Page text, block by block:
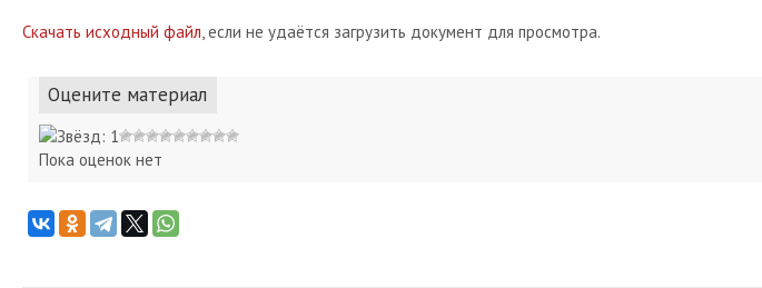
Скачать исходный файл, если не удаётся загрузить документ для просмотра.
Оцените материал
Пока оценок нет